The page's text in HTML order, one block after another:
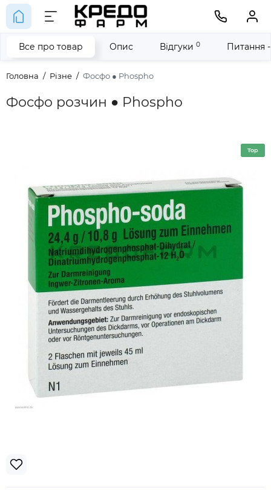
Головна Різне Фосфо ● Phospho
Фосфо розчин ● Phospho
Все про товар Опис Відгуки 0 Питання
Top